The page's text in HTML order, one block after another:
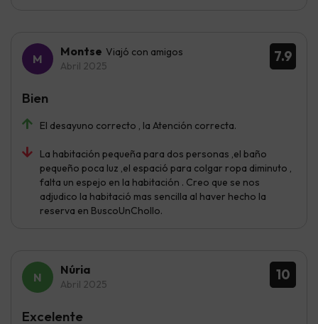
7.9
Montse Viajó con amigos
Abril 2025
El desayuno correcto , la Atención correcta.
La habitación pequeña para dos personas ,el baño
pequeño poca luz ,el espació para colgar ropa diminuto ,
falta un espejo en la habitación . Creo que se nos
adjudico la habitació mas sencilla al haver hecho la
reserva en BuscoUnChollo.
Bien
10
Núria
Abril 2025
Excelente